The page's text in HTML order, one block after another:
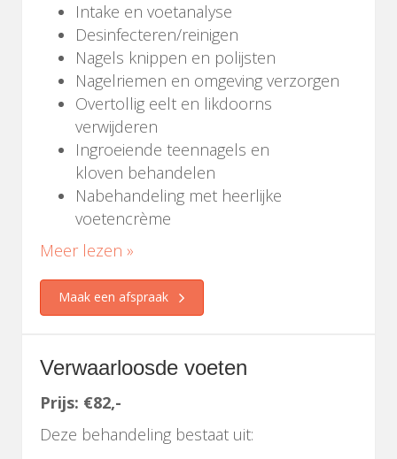
Intake en voetanalyse
Desinfecteren/reinigen
Nagels knippen en polijsten
Nagelriemen en omgeving verzorgen
Overtollig eelt en likdoorns
verwijderen
Ingroeiende teennagels en
kloven behandelen
Nabehandeling met heerlijke
voetencrème
Meer lezen »
Maak een afspraak
Verwaarloosde voeten
Prijs: €82,-
Deze behandeling bestaat uit: